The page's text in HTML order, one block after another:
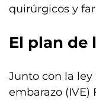
quirúrgicos y
El plan de
Junto con la
embarazo